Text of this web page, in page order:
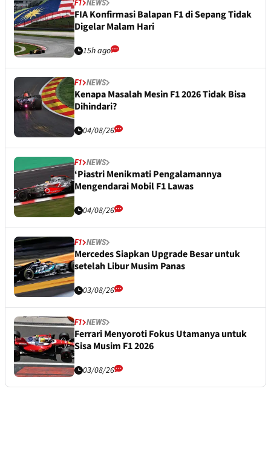
F1 NEWS
FIA Konfirmasi Balapan F1 di Sepang Tidak
Digelar Malam Hari
15h ago
F1 NEWS
Kenapa Masalah Mesin F1 2026 Tidak Bisa
Dihindari?
04/08/26
F1 NEWS
‘Piastri Menikmati Pengalamannya
Mengendarai Mobil F1 Lawas
04/08/26
F1 NEWS
Mercedes Siapkan Upgrade Besar untuk
setelah Libur Musim Panas
03/08/26
F1 NEWS
Ferrari Menyoroti Fokus Utamanya untuk
Sisa Musim F1 2026
03/08/26